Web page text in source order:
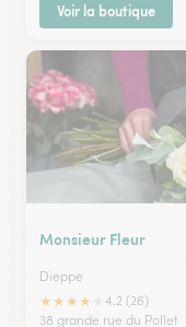
Voir la boutique
Monsieur Fleur
Dieppe
★★★★
4.2 (26)
38 grande rue du Pollet